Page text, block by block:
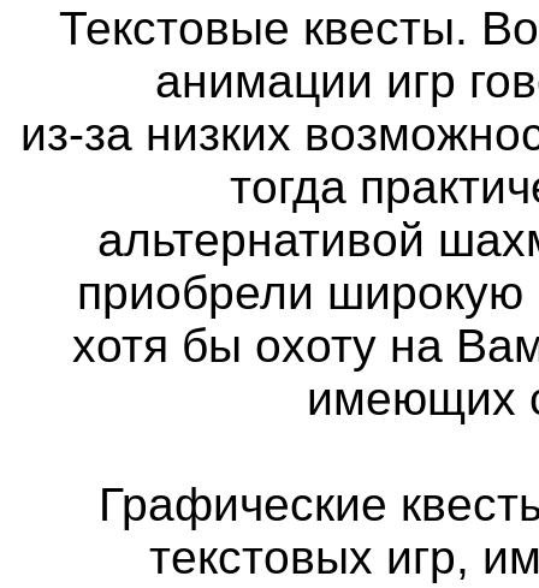
Текстовые квесты.
анимации игр
из-за низких
тогда
альтернативой
приобрели широкую
хотя бы охоту на
имеющих
Графические
текстовых игр,